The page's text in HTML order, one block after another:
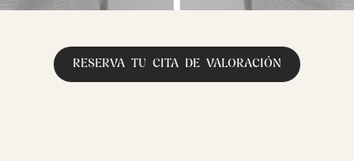
RESERVA TU CITA DE VALORACIÓN